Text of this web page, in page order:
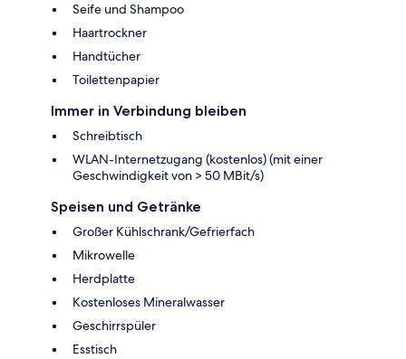
Seife und Shampoo
Haartrockner
Handtücher
Toilettenpapier
Immer in Verbindung bleiben
Schreibtisch
WLAN-Internetzugang (kostenlos) (mit einer
Geschwindigkeit von > 50 MBit/s)
Speisen und Getränke
Großer Kühlschrank/Gefrierfach
Mikrowelle
Herdplatte
Kostenloses Mineralwasser
Geschirrspüler
Esstisch